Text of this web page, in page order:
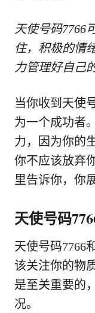
天使号码7766
住，积极的情
力管理好自己
当你收到天使
为一个成功者
力，因为你的
你不应该放弃
里告诉你，你
天使号码
天使号码7766
该关注你的物
是至关重要的
况。